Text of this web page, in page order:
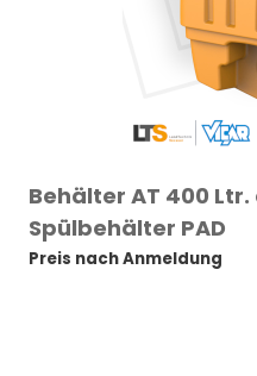
Behälter AT 400
Spülbehälter PAD
Preis nach Anmeldung